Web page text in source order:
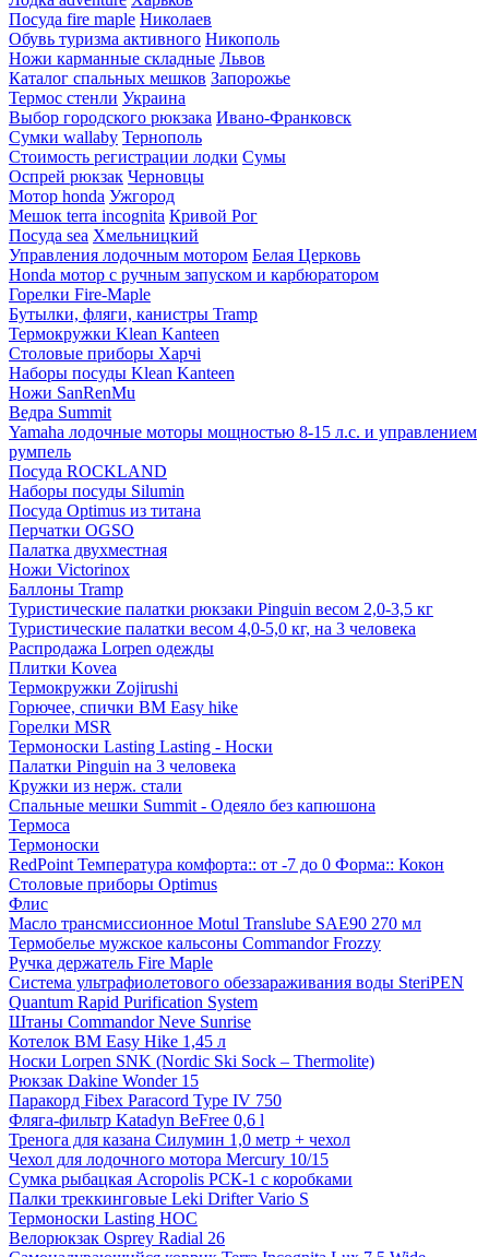
Посуда fire maple Николаев
Обувь туризма активного Никополь
Ножи карманные складные Львов
Каталог спальных мешков Запорожье
Термос стенли Украина
Выбор городского рюкзака Ивано-Франковск
Сумки wallaby Тернополь
Стоимость регистрации лодки Сумы
Оспрей рюкзак Черновцы
Мотор honda Ужгород
Мешок terra incognita Кривой Рог
Посуда sea Хмельницкий
Управления лодочным мотором Белая Церковь
Honda мотор с ручным запуском и карбюратором
Горелки Fire-Maple
Бутылки, фляги, канистры Tramp
Термокружки Klean Kanteen
Столовые приборы Харчі
Наборы посуды Klean Kanteen
Ножи SanRenMu
Ведра Summit
Yamaha лодочные моторы мощностью 8-15 л.с. и управлением
румпель
Посуда ROCKLAND
Наборы посуды Silumin
Посуда Optimus из титана
Перчатки OGSO
Палатка двухместная
Ножи Victorinox
Баллоны Tramp
Туристические палатки рюкзаки Pinguin весом 2,0-3,5 кг
Туристические палатки весом 4,0-5,0 кг, на 3 человека
Распродажа Lorpen одежды
Плитки Kovea
Термокружки Zojirushi
Горючее, спички BM Easy hike
Горелки MSR
Термоноски Lasting Lasting - Носки
Палатки Pinguin на 3 человека
Кружки из нерж. стали
Спальные мешки Summit - Одеяло без капюшона
Термоса
Термоноски
RedPoint Температура комфорта:: от -7 до 0 Форма:: Кокон
Столовые приборы Optimus
Флис
Масло трансмиссионное Motul Translube SAE90 270 мл
Термобелье мужское кальсоны Commandor Frozzy
Ручка держатель Fire Maple
Система ультрафиолетового обеззараживания воды SteriPEN
Quantum Rapid Purification System
Штаны Commandor Neve Sunrise
Котелок BM Easy Hike 1,45 л
Носки Lorpen SNK (Nordic Ski Sock – Thermolite)
Рюкзак Dakine Wonder 15
Паракорд Fibex Paracord Type IV 750
Фляга-фильтр Katadyn BeFree 0,6 l
Тренога для казана Силумин 1,0 метр + чехол
Чехол для лодочного мотора Mercury 10/15
Сумка рыбацкая Acropolis РСК-1 с коробками
Палки треккинговые Leki Drifter Vario S
Термоноски Lasting HOC
Велорюкзак Osprey Radial 26